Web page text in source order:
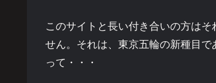
このサイトと長い付き合いの方は
せん。それは、東京五輪の新種目
って・・・